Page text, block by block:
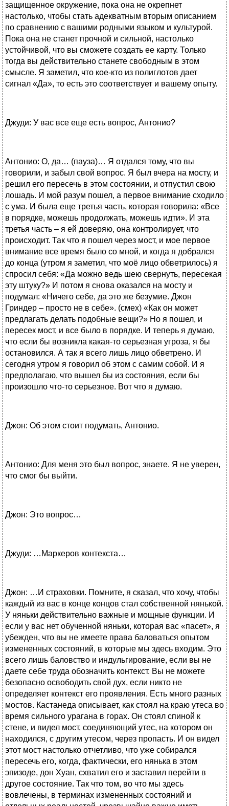
защищенное окружение, пока она не окрепнет
настолько, чтобы стать адекватным вторым описанием
по сравнению с вашими родными языком и культурой.
Пока она не станет прочной и сильной, настолько
устойчивой, что вы сможете создать ее карту. Только
тогда вы действительно станете свободным в этом
смысле. Я заметил, что кое-кто из полиглотов дает
сигнал «Да», то есть это соответствует и вашему опыту.
Джуди: У вас все еще есть вопрос, Антонио?
Антонио: О, да… (пауза)… Я отдался тому, что вы
говорили, и забыл свой вопрос. Я был вчера на мосту, и
решил его пересечь в этом состоянии, и отпустил свою
лошадь. И мой разум пошел, а первое внимание сходило
с ума. И была еще третья часть, которая говорила: «Все
в порядке, можешь продолжать, можешь идти». И эта
третья часть – я ей доверяю, она контролирует, что
происходит. Так что я пошел через мост, и мое первое
внимание все время было со мной, и когда я добрался
до конца (утром я заметил, что моё лицо обветрилось) я
спросил себя: «Да можно ведь шею свернуть, пересекая
эту штуку?» И потом я снова оказался на мосту и
подумал: «Ничего себе, да это же безумие. Джон
Гриндер – просто не в себе». (смех) «Как он может
предлагать делать подобные вещи?» Но я пошел, и
пересек мост, и все было в порядке. И теперь я думаю,
что если бы возникла какая-то серьезная угроза, я бы
остановился. А так я всего лишь лицо обветрено. И
сегодня утром я говорил об этом с самим собой. И я
предполагаю, что вышел бы из состояния, если бы
произошло что-то серьезное. Вот что я думаю.
Джон: Об этом стоит подумать, Антонио.
Антонио: Для меня это был вопрос, знаете. Я не уверен,
что смог бы выйти.
Джон: Это вопрос…
Джуди: …Маркеров контекста…
Джон: …И страховки. Помните, я сказал, что хочу, чтобы
каждый из вас в конце концов стал собственной нянькой.
У няньки действительно важные и мощные функции. И
если у вас нет обученной няньки, которая вас «пасет», я
убежден, что вы не имеете права баловаться опытом
измененных состояний, в которые мы здесь входим. Это
всего лишь баловство и индульгирование, если вы не
даете себе труда обозначить контекст. Вы не можете
безопасно освободить свой дух, если никто не
определяет контекст его проявления. Есть много разных
мостов. Кастанеда описывает, как стоял на краю утеса во
время сильного урагана в горах. Он стоял спиной к
стене, и видел мост, соединяющий утес, на котором он
находился, с другим утесом, через пропасть. И он видел
этот мост настолько отчетливо, что уже собирался
пересечь его, когда, фактически, его нянька в этом
эпизоде, дон Хуан, схватил его и заставил перейти в
другое состояние. Так что том, во что мы здесь
вовлечены, в терминах измененных состояний и